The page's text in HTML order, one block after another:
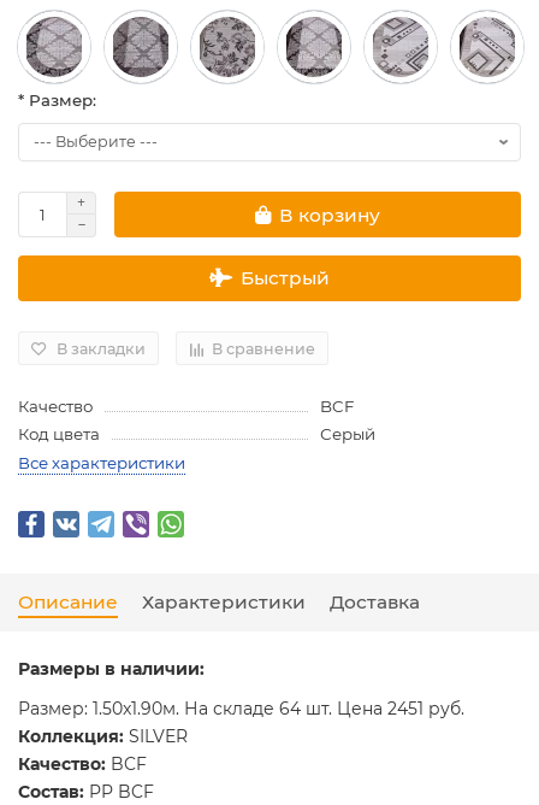
* Размер:
В корзину
Быстрый
В закладки В сравнение
Качество
BCF
Код цвета
Серый
Все характеристики
Описание Характеристики Доставка
Размеры в наличии:
Размер: 1.50x1.90м. На складе 64 шт. Цена 2451 руб.
Коллекция: SILVER
Качество: BCF
Состав: PP BCF